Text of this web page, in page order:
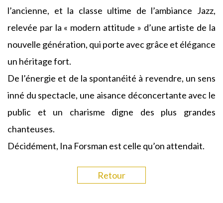
l’ancienne, et la classe ultime de l’ambiance Jazz,
relevée par la « modern attitude » d’une artiste de la
nouvelle génération, qui porte avec grâce et élégance
un héritage fort.
De l’énergie et de la spontanéité à revendre, un sens
inné du spectacle, une aisance déconcertante avec le
public et un charisme digne des plus grandes
chanteuses.
Décidément, Ina Forsman est celle qu’on attendait.
Retour